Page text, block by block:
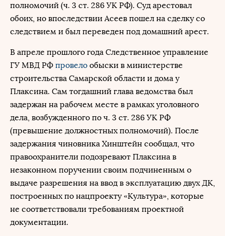
полномочий (ч. 3 ст. 286 УК РФ). Суд арестовал
обоих, но впоследствии Асеев пошел на сделку со
следствием и был переведен под домашний арест.
В апреле прошлого года Следственное управление
ГУ МВД РФ провело обыски в министерстве
строительства Самарской области и дома у
Плаксина. Сам тогдашний глава ведомства был
задержан на рабочем месте в рамках уголовного
дела, возбужденного по ч. 3 ст. 286 УК РФ
(превышение должностных полномочий). После
задержания чиновника Хинштейн сообщал, что
правоохранители подозревают Плаксина в
незаконном поручении своим подчиненным о
выдаче разрешения на ввод в эксплуатацию двух ДК,
построенных по нацпроекту «Культура», которые
не соответствовали требованиям проектной
документации.